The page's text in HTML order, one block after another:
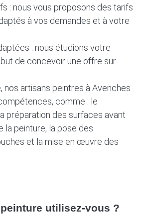
: nous vous proposons des tarifs
à vos demandes et à votre
: nous étudions votre
de concevoir une offre sur
nos artisans peintres à Avenches
comme : le
préparation des surfaces avant
la peinture, la pose des
et la mise en œuvre des
utilisez-vous ?